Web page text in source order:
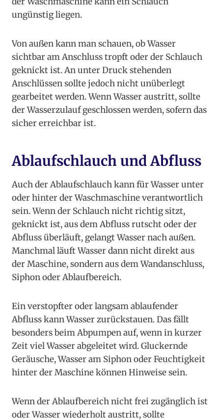
ungünstig liegen.
Von außen kann man schauen, ob Wasser
sichtbar am Anschluss tropft oder der Schlauch
geknickt ist. An unter Druck stehenden
Anschlüssen sollte jedoch nicht unüberlegt
gearbeitet werden. Wenn Wasser austritt, sollte
der Wasserzulauf geschlossen werden, sofern das
sicher erreichbar ist.
Ablaufschlauch und Abfluss
Auch der Ablaufschlauch kann für Wasser unter
oder hinter der Waschmaschine verantwortlich
sein. Wenn der Schlauch nicht richtig sitzt,
geknickt ist, aus dem Abfluss rutscht oder der
Abfluss überläuft, gelangt Wasser nach außen.
Manchmal läuft Wasser dann nicht direkt aus
der Maschine, sondern aus dem Wandanschluss,
Siphon oder Ablaufbereich.
Ein verstopfter oder langsam ablaufender
Abfluss kann Wasser zurückstauen. Das fällt
besonders beim Abpumpen auf, wenn in kurzer
Zeit viel Wasser abgeleitet wird. Gluckernde
Geräusche, Wasser am Siphon oder Feuchtigkeit
hinter der Maschine können Hinweise sein.
Wenn der Ablaufbereich nicht frei zugänglich ist
oder Wasser wiederholt austritt, sollte